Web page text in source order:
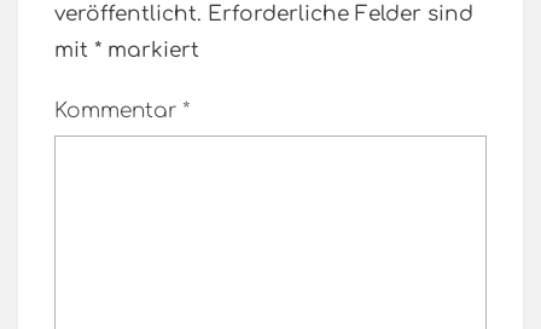
veröffentlicht. Erforderliche Felder sind
mit * markiert
Kommentar *